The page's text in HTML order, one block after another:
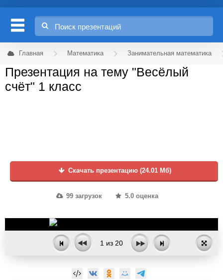
Главная Математика Занимательная математика
Презентация на тему "Весёлый
счёт" 1 класс
Скачать презентацию (24.01 Мб)
99 загрузок 5.0 оценка
1 из 20